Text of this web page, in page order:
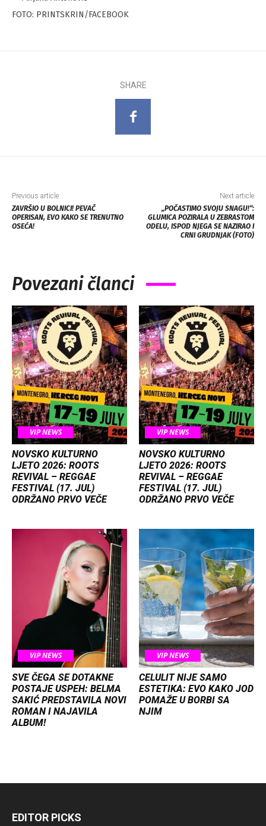
FOTO: PRINTSKRIN/FACEBOOK
SHARE
Previous article
ZAVRŠIO U BOLNICI! PEVAČ
OPERISAN, EVO KAKO SE TRENUTNO
OSEĆA!
Next article
„POČASTIMO SVOJU SNAGU!“:
GLUMICA POZIRALA U ZEBRASTOM
ODELU, ISPOD NJEGA SE NAZIRAO I
CRNI GRUDNJAK (FOTO)
Povezani članci
VIP NEWS
NOVSKO KULTURNO
LJETO 2026: ROOTS
REVIVAL – REGGAE
FESTIVAL (17. JUL)
ODRŽANO PRVO VEČE
VIP NEWS
NOVSKO KULTURNO
LJETO 2026: ROOTS
REVIVAL – REGGAE
FESTIVAL (17. JUL)
ODRŽANO PRVO VEČE
VIP NEWS
SVE ČEGA SE DOTAKNE
POSTAJE USPEH: BELMA
SAKIĆ PREDSTAVILA NOVI
ROMAN I NAJAVILA
ALBUM!
VIP NEWS
CELULIT NIJE SAMO
ESTETIKA: EVO KAKO JOD
POMAŽE U BORBI SA
NJIM
EDITOR PICKS